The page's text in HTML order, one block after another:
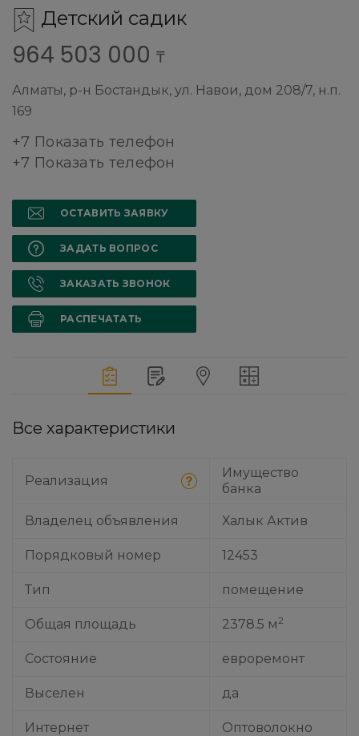
Детский садик
964 503 000 ₸
Алматы, р-н Бостандык, ул. Навои, дом 208/7, н.п.
169
+7 Показать телефон
+7 Показать телефон
ОСТАВИТЬ ЗАЯВКУ
ЗАДАТЬ ВОПРОС
ЗАКАЗАТЬ ЗВОНОК
РАСПЕЧАТАТЬ
Все характеристики
Реализация
Имущество
банка
Владелец объявления Халык Актив
Порядковый номер 12453
Тип помещение
Общая площадь 2378.5 м 2
Состояние евроремонт
Выселен да
Интернет Оптоволокно